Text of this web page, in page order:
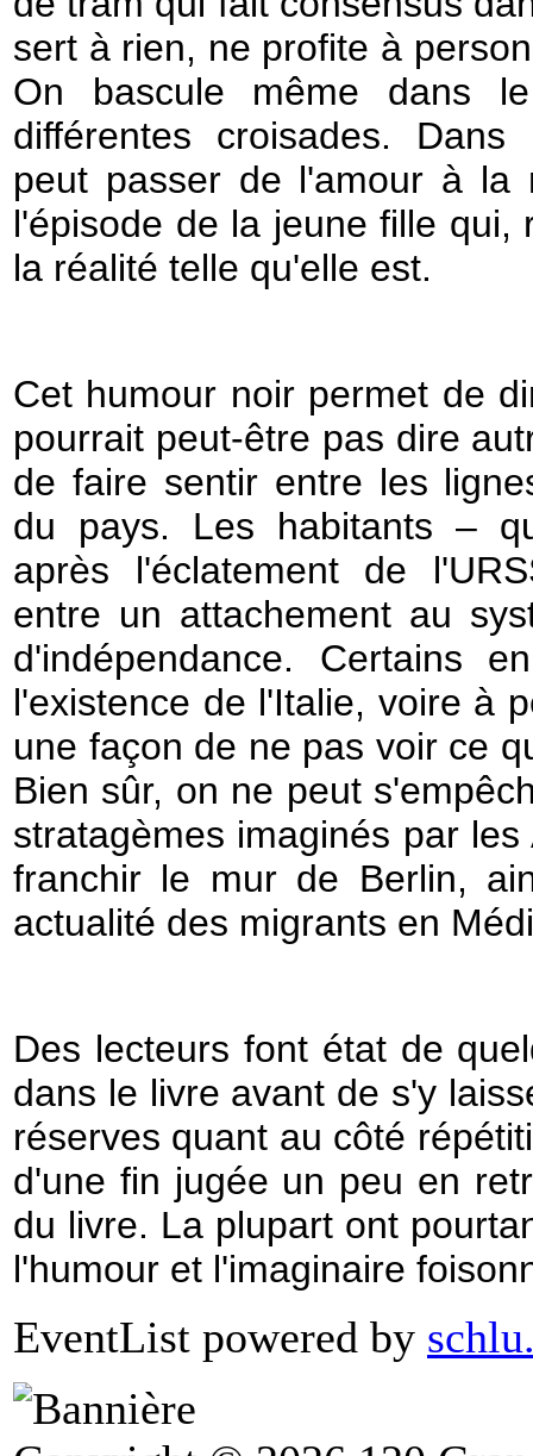
sert à rien, ne profite à
On bascule même dans
différentes croisades.
peut passer de l'amour à la
l'épisode de la jeune fille qui,
la réalité telle qu'elle est.
Cet humour noir permet de
pourrait peut-être pas dire
de faire sentir entre les
du pays. Les habitants –
après l'éclatement de
entre un attachement au
d'indépendance. Certains
l'existence de l'Italie, voire à
une façon de ne pas voir ce
Bien sûr, on ne peut
stratagèmes imaginés par
franchir le mur de Berlin,
actualité des migrants en
Des lecteurs font état de
dans le livre avant de s'y
réserves quant au côté
d'une fin jugée un peu en
du livre. La plupart ont
l'humour et l'imaginaire
EventList powered by